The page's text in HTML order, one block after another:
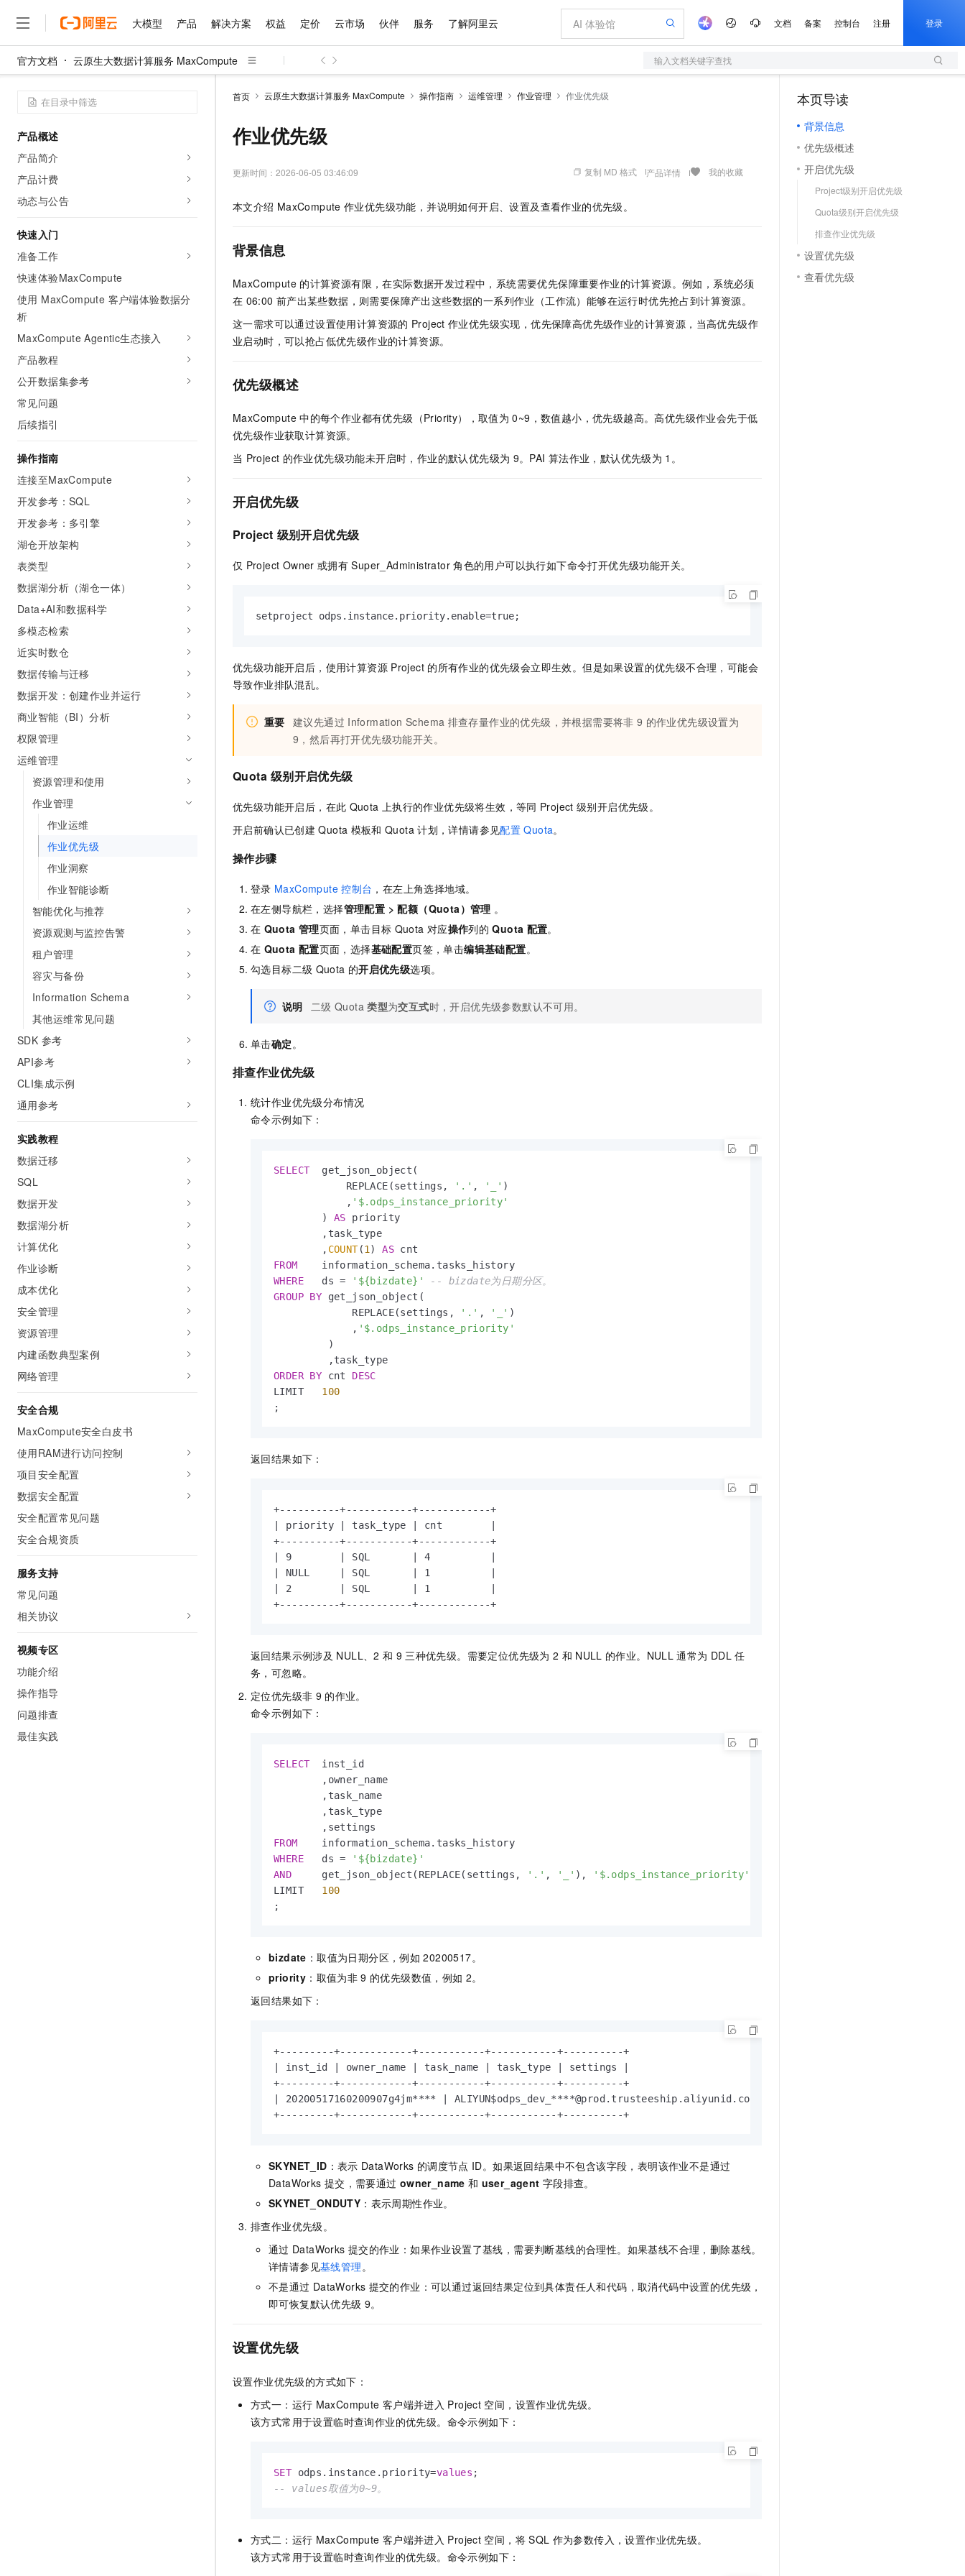
大模型 产品 解决方案 权益 定价 云市场 伙伴 服务 了解阿里云 文档 备案 控制台 注册 登录
官方文档 云原生大数据计算服务 MaxCompute 输入文档关键字查找
产品概述
产品简介
产品计费
动态与公告
快速入门
准备工作
快速体验MaxCompute
使用 MaxCompute 客户端体验数据分
析
MaxCompute Agentic生态接入
产品教程
公开数据集参考
常见问题
后续指引
操作指南
连接至MaxCompute
开发参考：SQL
开发参考：多引擎
湖仓开放架构
表类型
数据湖分析（湖仓一体）
Data+AI和数据科学
多模态检索
近实时数仓
数据传输与迁移
数据开发：创建作业并运行
商业智能（BI）分析
权限管理
运维管理
资源管理和使用
作业管理
作业运维
作业优先级
作业洞察
作业智能诊断
智能优化与推荐
资源观测与监控告警
租户管理
容灾与备份
Information Schema
其他运维常见问题
SDK 参考
API参考
CLI集成示例
通用参考
实践教程
数据迁移
SQL
数据开发
数据湖分析
计算优化
作业诊断
成本优化
安全管理
资源管理
内建函数典型案例
网络管理
安全合规
MaxCompute安全白皮书
使用RAM进行访问控制
项目安全配置
数据安全配置
安全配置常见问题
安全合规资质
服务支持
常见问题
相关协议
视频专区
功能介绍
操作指导
问题排查
最佳实践
首页 云原生大数据计算服务 MaxCompute 操作指南 运维管理 作业管理 作业优先级
作业优先级
更新时间： 2026-06-05 03:46:09 复制 MD 格式 产品详情 我的收藏
本文介绍 MaxCompute 作业优先级功能，并说明如何开启、设置及查看作业的优先级。
背景信息
MaxCompute 的计算资源有限，在实际数据开发过程中，系统需要优先保障重要作业的计算资源。例如，系统必须
在 06:00 前产出某些数据，则需要保障产出这些数据的一系列作业（工作流）能够在运行时优先抢占到计算资源。
这一需求可以通过设置使用计算资源的 Project 作业优先级实现，优先保障高优先级作业的计算资源，当高优先级作
业启动时，可以抢占低优先级作业的计算资源。
优先级概述
MaxCompute 中的每个作业都有优先级（Priority），取值为 0~9，数值越小，优先级越高。高优先级作业会先于低
优先级作业获取计算资源。
当 Project 的作业优先级功能未开启时，作业的默认优先级为 9。PAI 算法作业，默认优先级为 1。
开启优先级
Project 级别开启优先级
仅 Project Owner 或拥有 Super_Administrator 角色的用户可以执行如下命令打开优先级功能开关。
setproject odps.instance.priority.enable=true;
优先级功能开启后，使用计算资源 Project 的所有作业的优先级会立即生效。但是如果设置的优先级不合理，可能会
导致作业排队混乱。
重要 建议先通过 Information Schema 排查存量作业的优先级，并根据需要将非 9 的作业优先级设置为
9，然后再打开优先级功能开关。
Quota 级别开启优先级
优先级功能开启后，在此 Quota 上执行的作业优先级将生效，等同 Project 级别开启优先级。
开启前确认已创建 Quota 模板和 Quota 计划，详情请参见配置 Quota。
操作步骤
登录 MaxCompute 控制台 ，在左上角选择地域。
在左侧导航栏，选择管理配置 >配额（Quota）管理 。
在 Quota 管理页面，单击目标 Quota 对应操作列的 Quota 配置。
在 Quota 配置页面，选择基础配置页签，单击编辑基础配置。
勾选目标二级 Quota 的开启优先级选项。
说明 二级 Quota 类型为交互式时，开启优先级参数默认不可用。
单击确定 。
排查作业优先级
统计作业优先级分布情况
命令示例如下：
SELECT
  get_json_object(
            REPLACE(settings,
'.' , '_' )
            ,
'$.odps_instance_priority'
        )
AS priority
        ,task_type
        ,
COUNT(1) AS
FROM
WHERE
   ds
= '${bizdate}'
-- bizdate为日期分区。
GROUP BY get_json_object(
             REPLACE(settings,
'.' , '_' )
             ,
'$.odps_instance_priority'
         )
ORDER BY cnt DESC
LIMIT 100
;
返回结果如下：
+----------+-----------+------------+
| priority | task_type | cnt        |
+----------+-----------+------------+
| 9        | SQL       | 4          |
| NULL     | SQL       | 1          |
| 2        | SQL       | 1          |
+----------+-----------+------------+
返回结果示例涉及 NULL、2 和 9 三种优先级。需要定位优先级为 2 和 NULL 的作业。NULL 通常为 DDL 任
务，可忽略。
定位优先级非 9 的作业。
命令示例如下：
SELECT
  inst_id
        ,owner_name
        ,task_name
        ,task_type
FROM
WHERE
   ds
=
'${bizdate}'
AND
     get_json_object(REPLACE(settings,
'.' , '_' ), '$.odps_instance_priority'
LIMIT 100
;
bizdate ：取值为日期分区，例如 20200517。
priority ：取值为非 9 的优先级数值，例如 2。
返回结果如下：
+---------+------------+-----------+-----------+----------+
| inst_id | owner_name | task_name | task_type | settings |
+---------+------------+-----------+-----------+----------+
| 20200517160200907g4jm**** | ALIYUN$odps_dev_****@prod.trusteeship.aliyunid.com |
+---------+------------+-----------+-----------+----------+
SKYNET_ID ：表示 DataWorks 的调度节点 ID。如果返回结果中不包含该字段，表明该作业不是通过
DataWorks 提交，需要通过 owner_name 和 user_agent 字段排查。
SKYNET_ONDUTY ：表示周期性作业。
排查作业优先级。
通过 DataWorks 提交的作业：如果作业设置了基线，需要判断基线的合理性。如果基线不合理，删除基线。
详情请参见基线管理。
不是通过 DataWorks 提交的作业：可以通过返回结果定位到具体责任人和代码，取消代码中设置的优先级，
即可恢复默认优先级 9。
设置优先级
设置作业优先级的方式如下：
方式一：运行 MaxCompute 客户端并进入 Project 空间，设置作业优先级。
该方式常用于设置临时查询作业的优先级。命令示例如下：
SET odps.instance.priority=values
-- values取值为0~9。
方式二：运行 MaxCompute 客户端并进入 Project 空间，将 SQL 作为参数传入，设置作业优先级。
该方式常用于设置临时查询作业的优先级。命令示例如下：
本页导读
背景信息
优先级概述
开启优先级
Project级别开启优先级
Quota级别开启优先级
排查作业优先级
设置优先级
查看优先级
大模型
产品
精选产品
容器
存储
网络与CDN
安全
中间件
数据库
大数据计算
媒体服务
企业服务与云通信
终端用户计算
Serverless
迁移与运维管理
专有云
精选产品
大模型服务与应用平台
多元化、高性能、安全可靠的大模型服务
无影云电脑
随时随地安全接入的云上超级电脑
云解析DNS
云原生大数据计算服务 MaxCompute
面向分析的企业级SaaS模式云数据仓库
人工智能平台 PAI 大模型
一站式AI开发、训练和推理服务
容器服务 Kubernetes 版 ACK
提供一站式管理容器应用的 K8s 服务
全托管，含MySQL、PostgreSQL、SQL Server、MariaDB多引擎
Qoder
面向真实软件的智能体编程平台
云防火墙
云原生的云上边界网络安全防护产品
轻量应用服务器
数字证书管理服务（原SSL证书）
实现全站 HTTPS，呈现可信的 Web 访问
解决方案
精选解决方案
大数据
现代化应用
安全
网络
可观测
企业出海
政企业务
精选解决方案
上传文档即自动完成翻译和格式还原
Hermes Agent，打造自进化智能体
自主进化，持久记忆，越用越聪明
快速拥有专属 OpenClaw
5 分钟轻松部署专属 QwenPaw HOT
从聊天伙伴进化为能主动干活的本地数字员工
一键购买专属联机服务器，轻松开启游戏
高效搭建 AI 智能体与工作流应用
Agency Agents：拥有专属领域专家
HappyHorse 打造一站式影视创作平台
漫剧工坊：一站式动画创作平台
快速生产连贯的高质量长漫剧
高效部署网站，快速应用到小程序
权益
定价
阿里云 OPC 创新助力计划
Token 补贴，五大权
益加速 OPC 成功
云市场
伙伴
服务
了解阿里云